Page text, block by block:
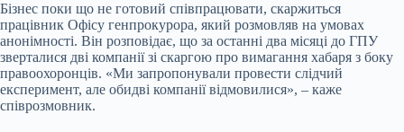
Бізнес поки що не готовий співпрацювати, скаржиться
працівник Офісу генпрокурора, який розмовляв на умовах
анонімності. Він розповідає, що за останні два місяці до ГПУ
зверталися дві компанії зі скаргою про вимагання хабаря з боку
правоохоронців. «Ми запропонували провести слідчий
експеримент, але обидві компанії відмовилися», – каже
співрозмовник.